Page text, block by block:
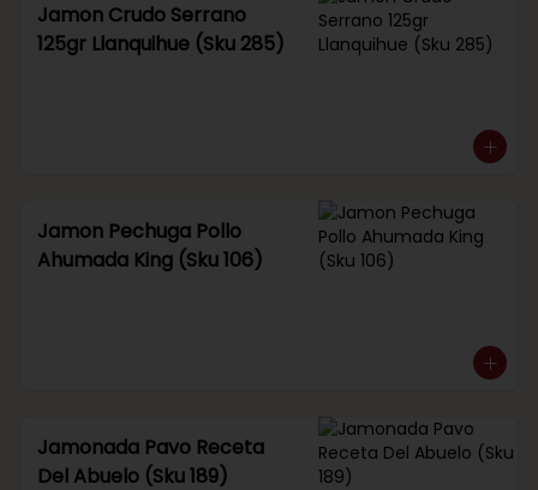
Jamon Crudo Serrano
125gr Llanquihue (Sku 285)
Jamon Pechuga Pollo
Ahumada King (Sku 106)
Jamonada Pavo Receta
Del Abuelo (Sku 189)